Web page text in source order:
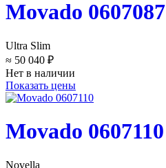
Movado 0607087
Ultra Slim
≈ 50 040 ₽
Нет в наличии
Показать цены
Movado 0607110
Novella